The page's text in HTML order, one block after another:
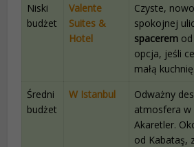
Niski
budżet
Valente
Suites &
Hotel
Czyste,
spokojnej
spacerem
opcja, jeśli
małą kuchnię.
Średni
budżet
W Istanbul
Odważny
atmosfera w
Akaretler.
od Kabataş,